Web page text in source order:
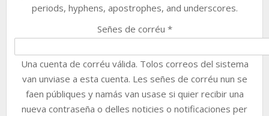
periods, hyphens, apostrophes, and underscores.
Señes de corréu *
Una cuenta de corréu válida. Tolos correos del sistema
van unviase a esta cuenta. Les señes de corréu nun se
faen públiques y namás van usase si quier recibir una
nueva contraseña o delles noticies o notificaciones per